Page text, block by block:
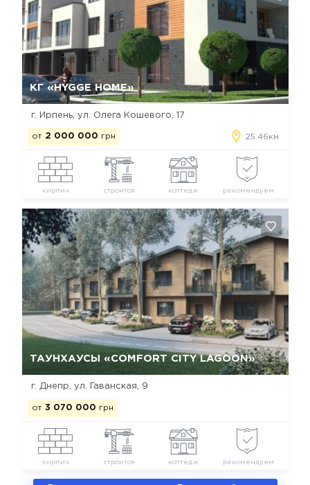
КГ «HYGGE HOME»
г. Ирпень, ул. Олега Кошевого, 17
от 2 000 000 грн 25.46км
кирпич строится коттедж рекомендуем
ТАУНХАУСЫ «COMFORT CITY LAGOON»
г. Днепр, ул. Гаванская, 9
от 3 070 000 грн
кирпич строится коттедж рекомендуем
Да, удалить